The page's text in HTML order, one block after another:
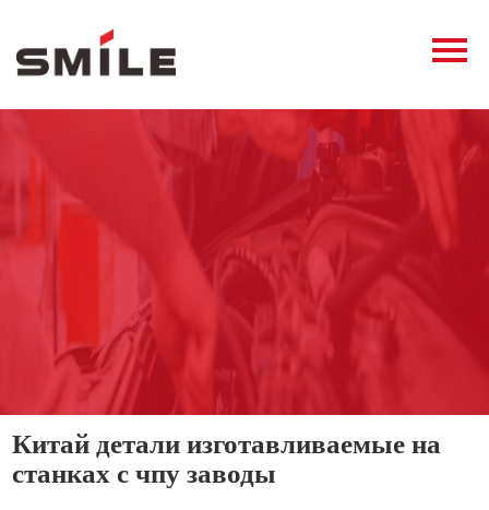
Продукция
О нас
Контакты
Китай детали изготавливаемые на
станках с чпу заводы